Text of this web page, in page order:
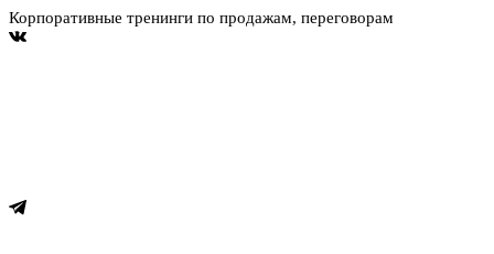
Корпоративные тренинги по продажам, переговорам